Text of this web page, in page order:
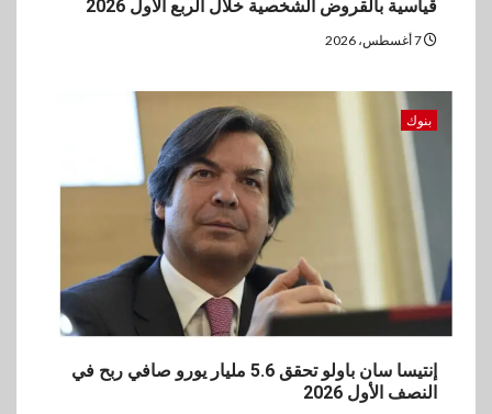
قياسية بالقروض الشخصية خلال الربع الأول 2026
بنوك
إنتيسا سان باولو تحقق 5.6 مليار يورو صافي ربح في
النصف الأول 2026